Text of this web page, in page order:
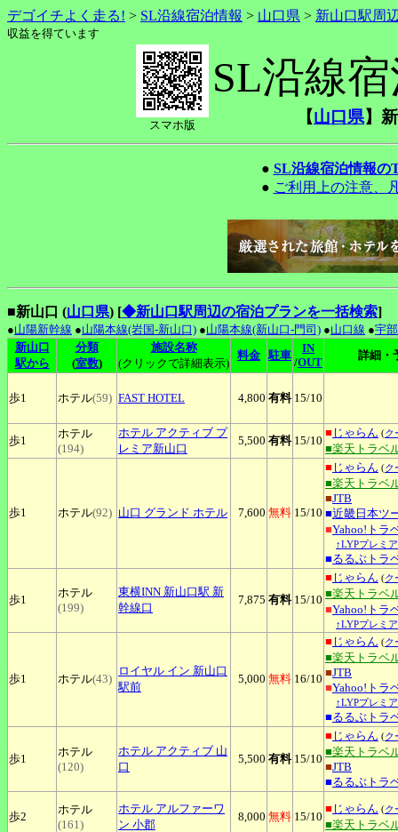
デゴイチよく走る! > SL沿線宿泊情報 > 山口県 > 新山口駅周
収益を得ています
スマホ版
SL沿線
【山口県】
● SL沿線宿泊情報の
● ご利用上の注意、
■新山口 (山口県) [◆新山口駅周辺の宿泊プランを一括検索]
●山陽新幹線 ●山陽本線(岩国-新山口) ●山陽本線(新山口-門司) ●山口線 ●宇
新山口
駅から
分類
(室数)
施設名称
(クリックで詳細表示)
料金 駐車
IN
/OUT
詳細・
歩1 ホテル(59) FAST HOTEL 4,800 有料 15/10
歩1
ホテル
(194)
ホテル アクティブ プ
レミア新山口
5,500 有料 15/10
■ じゃらん (ク
■楽天トラベ
歩1 ホテル(92) 山口 グランド ホテル 7,600 無料 15/10
■ じゃらん (ク
■楽天トラベ
■JTB
■近畿日本ツ
■Yahoo!トラ
↑LYPプレミ
■るるぶトラ
歩1
ホテル
(199)
東横INN 新山口駅 新
幹線口
7,875 有料 15/10
■ じゃらん (ク
■楽天トラベ
■Yahoo!トラ
↑LYPプレミ
歩1 ホテル(43)
ロイヤル イン 新山口
駅前
5,000 無料 16/10
■ じゃらん (ク
■楽天トラベ
■JTB
■Yahoo!トラ
↑LYPプレミ
■るるぶトラ
歩1
ホテル
(120)
ホテル アクティブ 山
口
5,500 有料 15/10
■ じゃらん (ク
■楽天トラベ
■JTB
■るるぶトラ
歩2
ホテル
(161)
ホテル アルファーワ
ン 小郡
8,000 無料 15/10
■ じゃらん (ク
■楽天トラベ